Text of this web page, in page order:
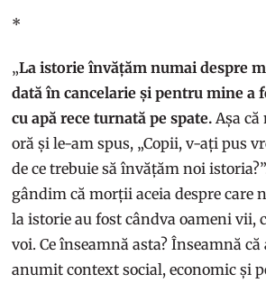
*
„La istorie învățăm numai despre
dată în cancelarie și pentru mine a
cu apă rece turnată pe spate. Așa
oră și le-am spus, „Copii, v-ați pus
de ce trebuie să învățăm noi
gândim că morții aceia despre care
la istorie au fost cândva oameni vii,
voi. Ce înseamnă asta? Înseamnă
anumit context social, economic și